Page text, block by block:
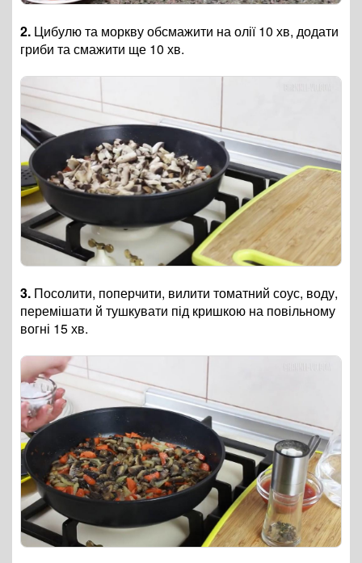
2. Цибулю та моркву обсмажити на олії 10 хв, додати
гриби та смажити ще 10 хв.
3. Посолити, поперчити, вилити томатний соус, воду,
перемішати й тушкувати під кришкою на повільному
вогні 15 хв.